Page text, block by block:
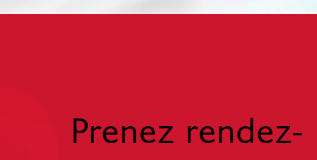
Prenez rendez-